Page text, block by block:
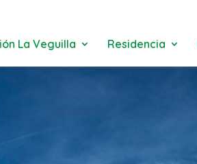
La Veguilla Residencia